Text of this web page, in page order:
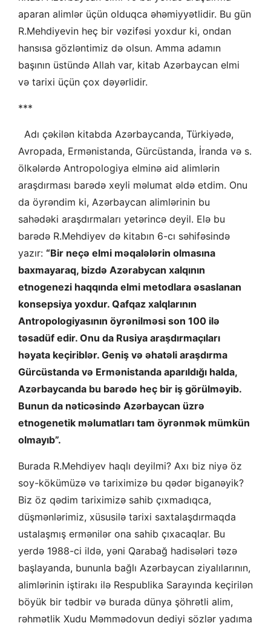
aparan alimlər üçün olduqca əhəmiyyətlidir. Bu gün
R.Mehdiyevin heç bir vəzifəsi yoxdur ki, ondan
hansısa gözləntimiz də olsun. Amma adamın
başının üstündə Allah var, kitab Azərbaycan elmi
və tarixi üçün çox dəyərlidir.
***
Adı çəkilən kitabda Azərbaycanda, Türkiyədə,
Avropada, Ermənistanda, Gürcüstanda, İranda və s.
ölkələrdə Antropologiya elminə aid alimlərin
araşdırması barədə xeyli məlumat əldə etdim. Onu
da öyrəndim ki, Azərbaycan alimlərinin bu
sahədəki araşdırmaları yetərincə deyil. Elə bu
barədə R.Mehdiyev də kitabın 6-cı səhifəsində
yazır: “Bir neçə elmi məqalələrin olmasına
baxmayaraq, bizdə Azərabycan xalqının
etnogenezi haqqında elmi metodlara əsaslanan
konsepsiya yoxdur. Qafqaz xalqlarının
Antropologiyasının öyrənilməsi son 100 ilə
təsadüf edir. Onu da Rusiya araşdırmaçıları
həyata keçiriblər. Geniş və əhatəli araşdırma
Gürcüstanda və Ermənistanda aparıldığı halda,
Azərbaycanda bu barədə heç bir iş görülməyib.
Bunun da nəticəsində Azərbaycan üzrə
etnogenetik məlumatları tam öyrənmək mümkün
olmayıb”.
Burada R.Mehdiyev haqlı deyilmi? Axı biz niyə öz
soy-kökümüzə və tariximizə bu qədər biganəyik?
Biz öz qədim tariximizə sahib çıxmadıqca,
düşmənlərimiz, xüsusilə tarixi saxtalaşdırmaqda
ustalaşmış ermənilər ona sahib çıxacaqlar. Bu
yerdə 1988-ci ildə, yəni Qarabağ hadisələri təzə
başlayanda, bununla bağlı Azərbaycan ziyalılarının,
alimlərinin iştirakı ilə Respublika Sarayında keçirilən
böyük bir tədbir və burada dünya şöhrətli alim,
rəhmətlik Xudu Məmmədovun dediyi sözlər yadıma